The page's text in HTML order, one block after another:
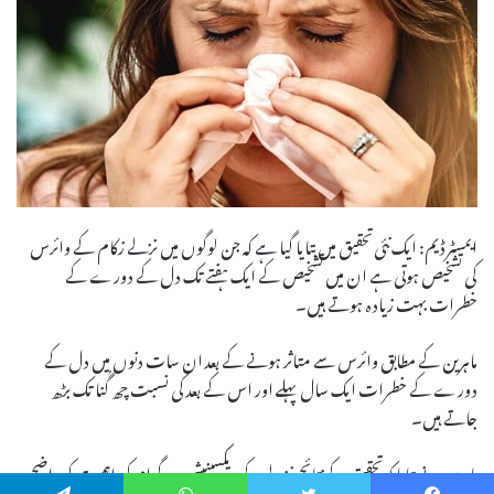
ایمسٹرڈیم: ایک نئی تحقیق میں بتایا گیا ہے کہ جن لوگوں میں نزلے زکام کے وائرس
کی تشخیص ہوتی ہے ان میں تشخیص کے ایک ہفتے تک دل کے دورے کے
خطرات بہت زیادہ ہوتے ہیں۔
ماہرین کے مطابق وائرس سے متاثر ہونے کے بعد ان سات دنوں میں دل کے
دورے کے خطرات ایک سال پہلے اور اس کے بعد کی نسبت چھ گُنا تک بڑھ
جاتے ہیں۔
ماہرین نے بتایا کہ تحقیق کے نتائج نزلے کے ویکسینیشن پروگرام کی اہمیت کو واضح